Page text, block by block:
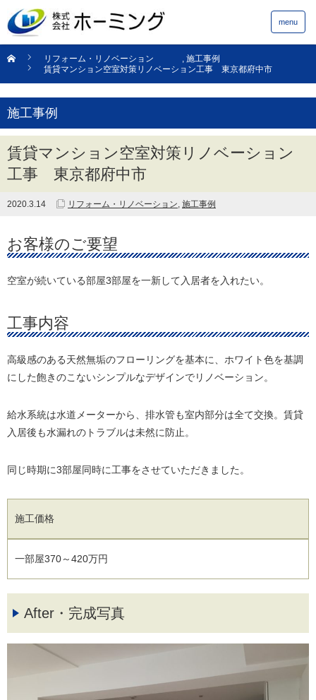
menu
リフォーム・リノベーション , 施工事例
賃貸マンション空室対策リノベーション工事 東京都府中市
施工事例
賃貸マンション空室対策リノベーション
工事 東京都府中市
2020.3.14 リフォーム・リノベーション, 施工事例
お客様のご要望
空室が続いている部屋3部屋を一新して入居者を入れたい。
工事内容
高級感のある天然無垢のフローリングを基本に、ホワイト色を基調
にした飽きのこないシンプルなデザインでリノベーション。
給水系統は水道メーターから、排水管も室内部分は全て交換。賃貸
入居後も水漏れのトラブルは未然に防止。
同じ時期に3部屋同時に工事をさせていただきました。
施工価格
一部屋370～420万円
After・完成写真